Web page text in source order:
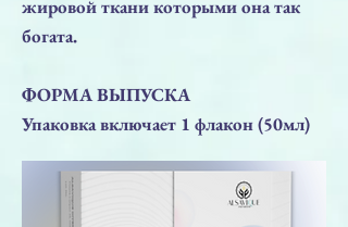
жировой ткани которыми она так
богата.
ФОРМА ВЫПУСКА
Упаковка включает 1 флакон (50мл)